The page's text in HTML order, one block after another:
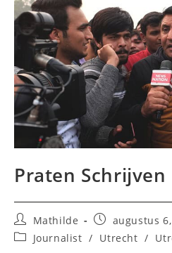
Praten
Bericht
auteur:
Mathilde
Bericht
gepubliceerd
op:
augustus
Berichtcategorie:
Journalist / Utrecht /